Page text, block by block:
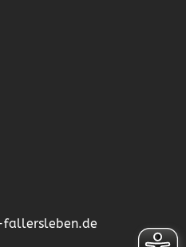
fallersleben.de